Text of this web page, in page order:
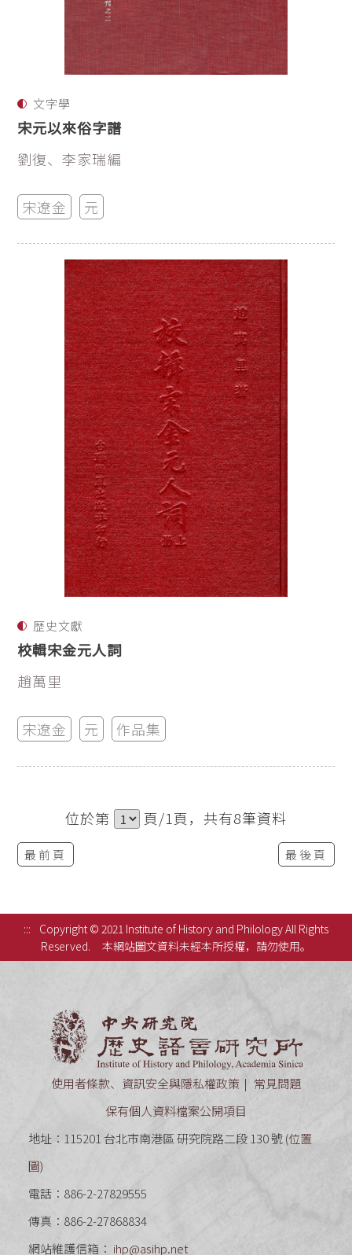
文字學
宋元以來俗字譜
劉復、李家瑞編
宋遼金 元
歷史文獻
校輯宋金元人詞
趙萬里
宋遼金 元 作品集
位於第 頁/1頁，共有8筆資料
最前頁 最後頁
:::
Copyright © 2021 Institute of History and Philology All Rights
Reserved.
本網站圖文資料未經本所授權，請勿使用。
使用者條款、資訊安全與隱私權政策
常見問題
保有個人資料檔案公開項目
地址：115201 台北市南港區 研究院路二段 130 號 (位置
圖)
電話：886-2-27829555
傳真：886-2-27868834
網站維護信箱： ihp@asihp.net